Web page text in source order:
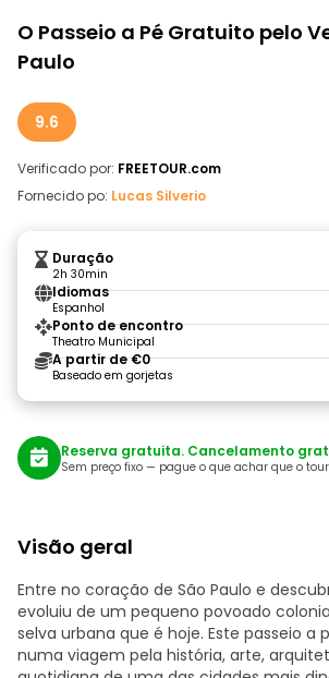
O Passeio a Pé Gratuito pelo
Paulo
9.6
Verificado por: FREETOUR.com
Fornecido po: Lucas Silverio
Duração
2h 30min
Idiomas
Espanhol
Ponto de encontro
Theatro Municipal
A partir de €0
Baseado em gorjetas
Reserva gratuita. Cancelamento
Sem preço fixo — pague o que achar que o
Visão geral
Entre no coração de São Paulo e
evoluiu de um pequeno povoado
selva urbana que é hoje. Este passeio a
numa viagem pela história, arte,